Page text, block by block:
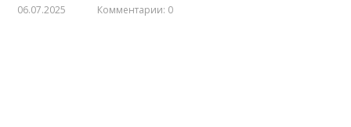
06.07.2025 Комментарии: 0